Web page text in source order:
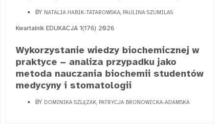
BY NATALIA HABIK-TATAROWSKA, PAULINA SZUMILAS
Kwartalnik EDUKACJA 1(176) 2026
Wykorzystanie wiedzy biochemicznej w
praktyce − analiza przypadku jako
metoda nauczania biochemii studentów
medycyny i stomatologii
BY DOMINIKA SZLĘZAK, PATRYCJA BRONOWICKA-ADAMSKA